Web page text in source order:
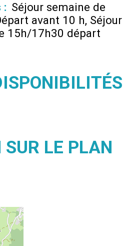
: Séjour semaine de
avant 10 h Séjour
15h/17h30 départ
LE PLAN